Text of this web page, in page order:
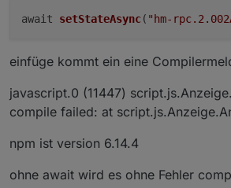
ein beispiel dafür habe ich hier
https://forum.iobroker.net/post/
await setStateAsync( "hm-
einfüge kommt ein eine
javascript.0 (11447)
compile failed: at
npm ist version 6.14.4
ohne await wird es ohne Fehler